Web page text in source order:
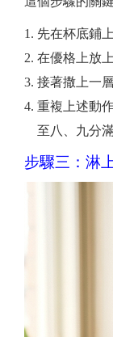
先在杯底鋪
在優格上放
接著撒上一
重複上述動
至八、九分滿
步驟三：淋